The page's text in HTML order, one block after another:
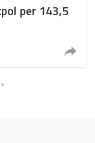
per 143,5